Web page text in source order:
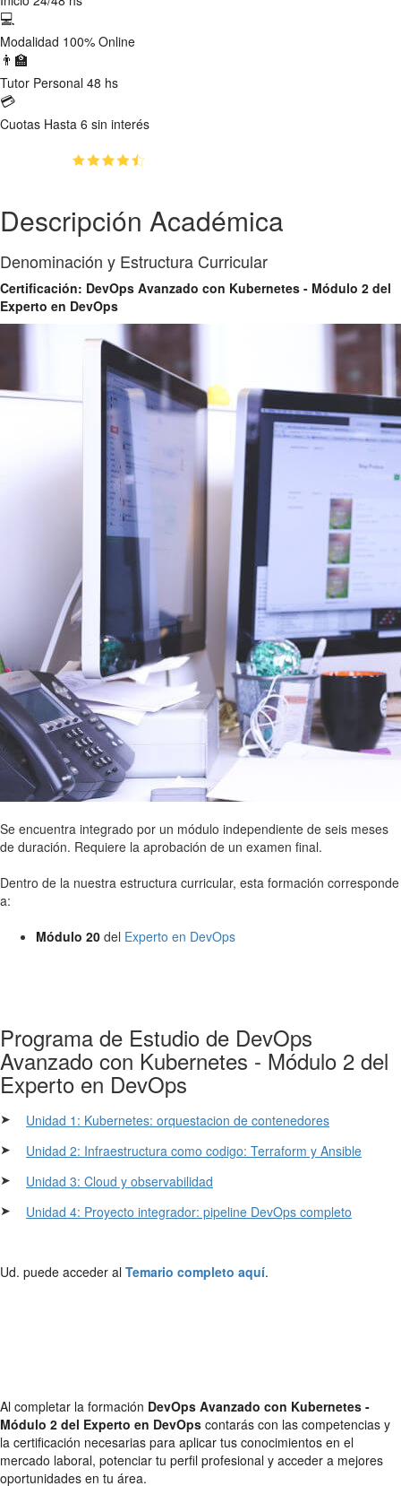
💻
Modalidad 100% Online
👨‍🏫
Tutor Personal 48 hs
💳
Cuotas Hasta 6 sin interés
Descripción Académica
Denominación y Estructura Curricular
Certificación: DevOps Avanzado con Kubernetes - Módulo 2 del
Experto en DevOps
Se encuentra integrado por un módulo independiente de seis meses
de duración. Requiere la aprobación de un examen final.
Dentro de la nuestra estructura curricular, esta formación corresponde
a:
Módulo 20 del Experto en DevOps
Programa de Estudio de DevOps
Avanzado con Kubernetes - Módulo 2 del
Experto en DevOps
➤
Unidad 1: Kubernetes: orquestacion de contenedores
➤
Unidad 2: Infraestructura como codigo: Terraform y Ansible
➤
Unidad 3: Cloud y observabilidad
➤
Unidad 4: Proyecto integrador: pipeline DevOps completo
Ud. puede acceder al Temario completo aquí.
Al completar la formación DevOps Avanzado con Kubernetes -
Módulo 2 del Experto en DevOps contarás con las competencias y
la certificación necesarias para aplicar tus conocimientos en el
mercado laboral, potenciar tu perfil profesional y acceder a mejores
oportunidades en tu área.